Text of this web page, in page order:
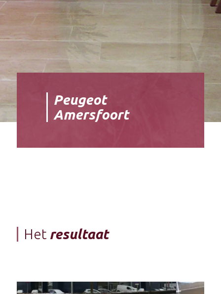
Peugeot
Amersfoort
Het resultaat